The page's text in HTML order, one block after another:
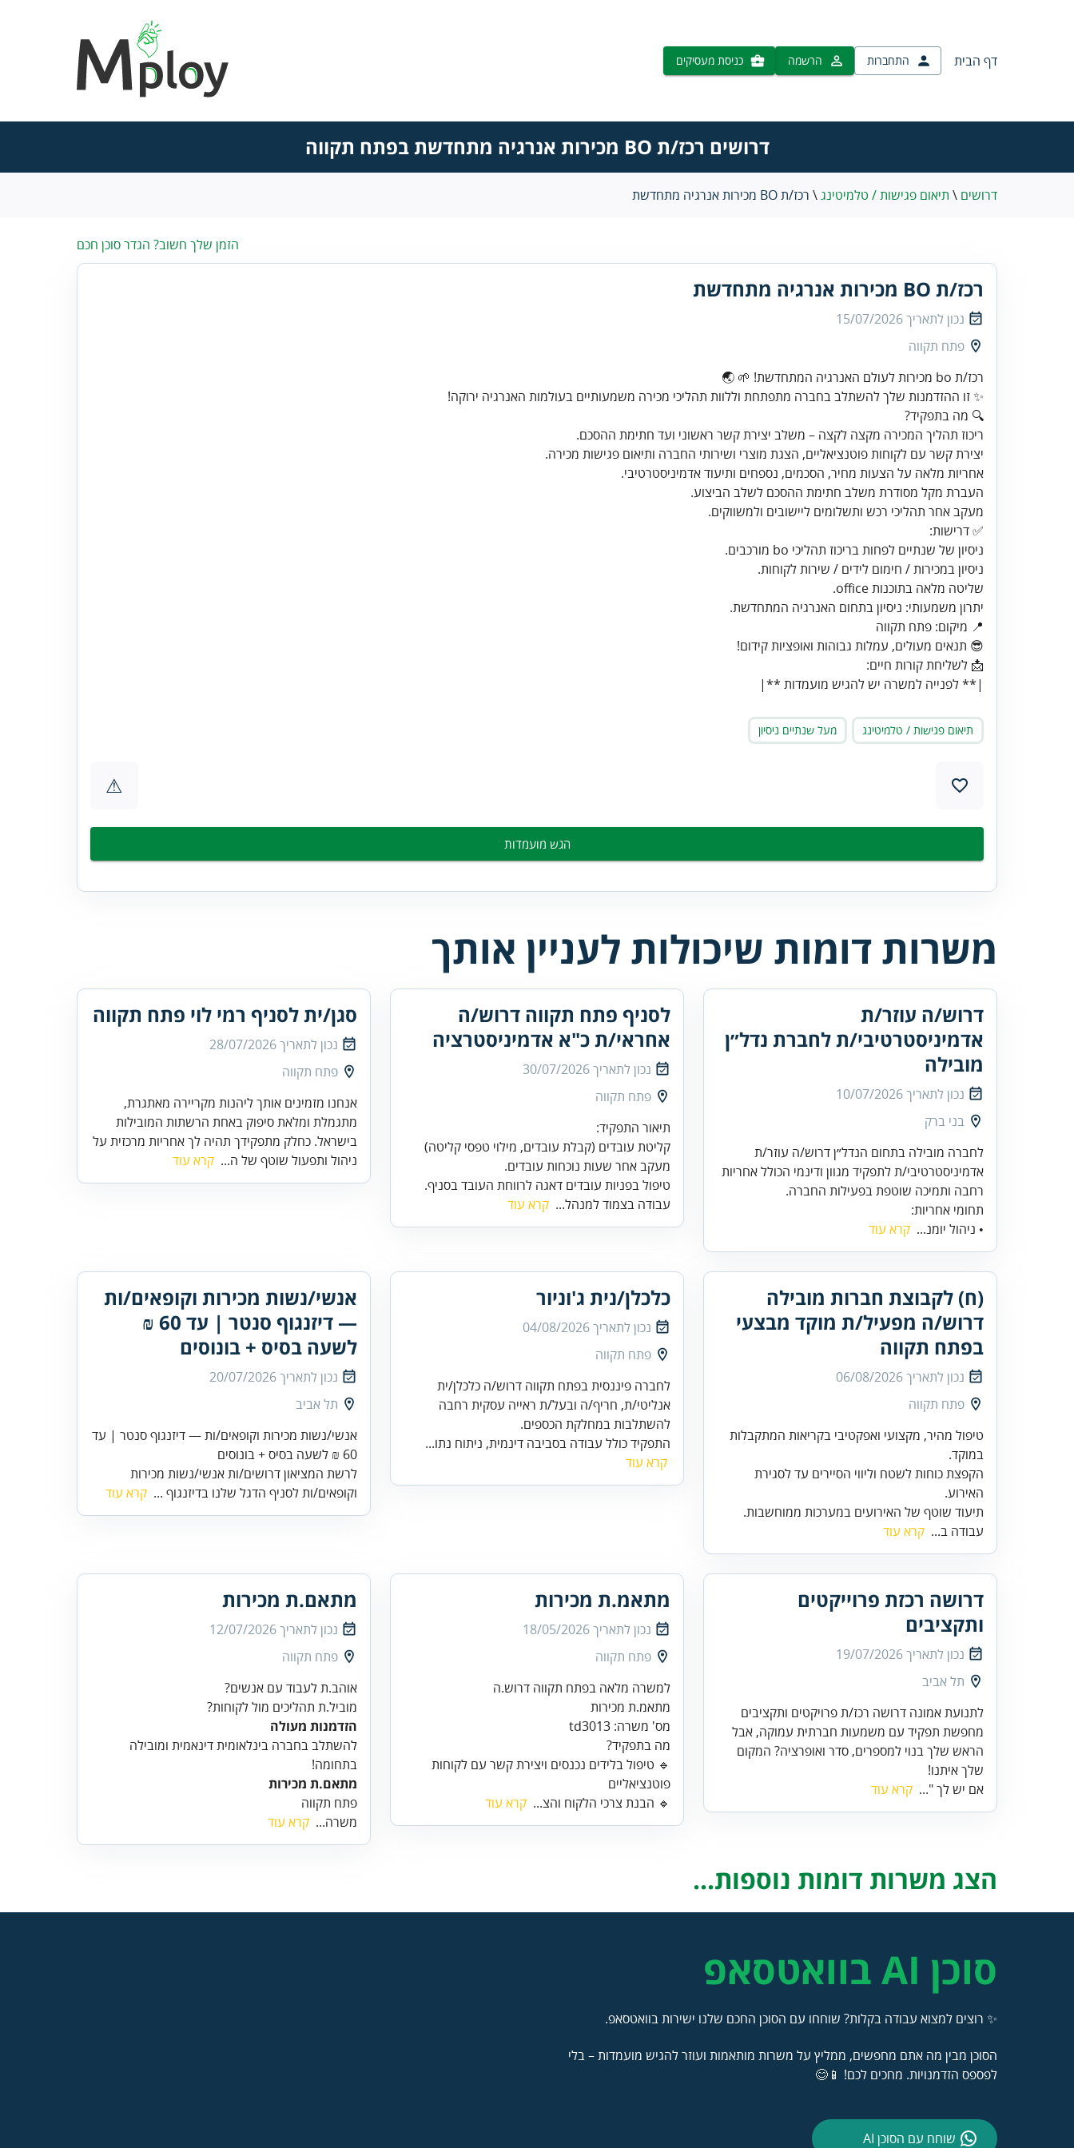
דף הבית התחברות הרשמה כניסת מעסיקים
דרושים רכז/ת BO מכירות אנרגיה מתחדשת בפתח תקווה
דרושים \ תיאום פגישות / טלמיטינג\ רכז/ת BO מכירות אנרגיה מתחדשת
הזמן שלך חשוב? הגדר סוכן חכם
רכז/ת BO מכירות אנרגיה מתחדשת
נכון לתאריך15/07/2026
פתח תקווה
יתרון משמעותי: ניסיון בתחום האנרגיה המתחדשת.
|** לפנייה למשרה יש להגיש מועמדות **|
תיאום פגישות / טלמיטינג מעל שנתיים ניסיון
⚠
הגש מועמדות
משרות דומות שיכולות לעניין אותך
דרוש/ה עוזר/ת
אדמיניסטרטיבי/ת לחברת נדל״ן
מובילה
נכון לתאריך10/07/2026
בני ברק
לחברה מובילה בתחום הנדל״ן דרוש/ה עוזר/ת
אדמיניסטרטיבי/ת לתפקיד מגוון ודינמי הכולל אחריות
רחבה ותמיכה שוטפת בפעילות החברה.
תחומי אחריות:
• ניהול יומנ... קרא עוד
לסניף פתח תקווה דרוש/ה
אחראי/ת כ"א אדמיניסטרציה
נכון לתאריך30/07/2026
פתח תקווה
טיפול בפניות עובדים דאגה לרווחת העובד בסניף.
עבודה בצמוד למנהל... קרא עוד
סגן/ית לסניף רמי לוי פתח תקווה
נכון לתאריך28/07/2026
פתח תקווה
אנחנו מזמינים אותך ליהנות מקריירה מאתגרת,
מתגמלת ומלאת סיפוק באחת הרשתות המובילות
בישראל. כחלק מתפקידך תהיה לך אחריות מרכזית על
ניהול ותפעול שוטף של ה... קרא עוד
(ח) לקבוצת חברות מובילה
דרוש/ה מפעיל/ת מוקד מבצעי
בפתח תקווה
נכון לתאריך06/08/2026
פתח תקווה
טיפול מהיר, מקצועי ואפקטיבי בקריאות המתקבלות
הקפצת כוחות לשטח וליווי הסיירים עד לסגירת
תיעוד שוטף של האירועים במערכות ממוחשבות.
עבודה ב... קרא עוד
כלכלן/נית ג'וניור
נכון לתאריך04/08/2026
פתח תקווה
לחברה פיננסית בפתח תקווה דרוש/ה כלכלן/ית
אנליטי/ת, חריף/ה ובעל/ת ראייה עסקית רחבה
להשתלבות במחלקת הכספים.
התפקיד כולל עבודה בסביבה דינמית, ניתוח נתו...
קרא עוד
אנשי/נשות מכירות וקופאים/ות
— דיזנגוף סנטר | עד 60 ₪
לשעה בסיס + בונוסים
נכון לתאריך20/07/2026
תל אביב
אנשי/נשות מכירות וקופאים/ות — דיזנגוף סנטר | עד
60 ₪ לשעה בסיס + בונוסים
לרשת המציאון דרושים/ות אנשי/נשות מכירות
וקופאים/ות לסניף הדגל שלנו בדיזנגוף ... קרא עוד
דרושה רכזת פרוייקטים
ותקציבים
נכון לתאריך19/07/2026
תל אביב
לתנועת אמונה דרושה רכז/ת פרויקטים ותקציבים
מחפשת תפקיד עם משמעות חברתית עמוקה, אבל
הראש שלך בנוי למספרים, סדר ואופרציה? המקום
שלך איתנו!
אם יש לך "... קרא עוד
מתאמ.ת מכירות
נכון לתאריך18/05/2026
פתח תקווה
מס' משרה: td3013
🔹 טיפול בלידים נכנסים ויצירת קשר עם לקוחות
פוטנציאליים
🔹 הבנת צרכי הלקוח והצ... קרא עוד
מתאם.ת מכירות
נכון לתאריך12/07/2026
פתח תקווה
מוביל.ת תהליכים מול לקוחות?
הזדמנות מעולה
להשתלב בחברה בינלאומית דינאמית ומובילה
בתחומה!
מתאם.ת מכירות
פתח תקווה
משרה... קרא עוד
הצג משרות דומות נוספות...
סוכן AI בוואטסאפ
✨ רוצים למצוא עבודה בקלות? שוחחו עם הסוכן החכם שלנו ישירות בוואטסאפ.
הסוכן מבין מה אתם מחפשים, ממליץ על משרות מותאמות ועוזר להגיש מועמדות – בלי
לפספס הזדמנויות. מחכים לכם! 📱😊
שוחח עם הסוכן AI